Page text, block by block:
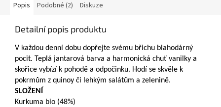
Popis Podobné (2) Diskuze
Detailní popis produktu
V každou denní dobu dopřejte svému břichu blahodárný
pocit. Teplá jantarová barva a harmonická chuť vanilky a
skořice vybízí k pohodě a odpočinku. Hodí se skvěle k
pokrmům z quinoy či lehkým salátům a zelenině.
SLOŽENÍ
Kurkuma bio (48%)